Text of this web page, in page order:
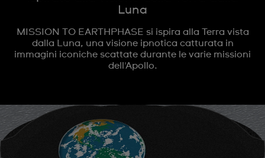
Luna
MISSION TO EARTHPHASE si ispira alla Terra vista
dalla Luna, una visione ipnotica catturata in
immagini iconiche scattate durante le varie missioni
dell'Apollo.